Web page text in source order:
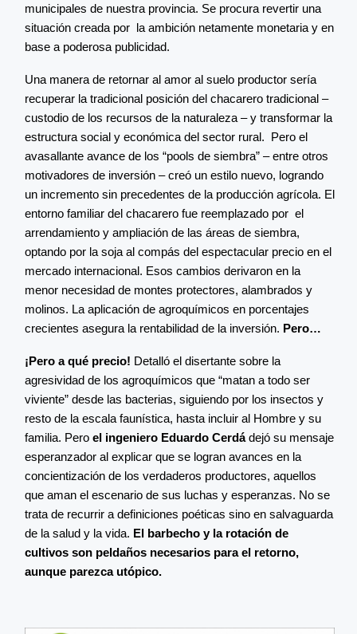
municipales de nuestra provincia. Se procura revertir una
situación creada por la ambición netamente monetaria y en
base a poderosa publicidad.
Una manera de retornar al amor al suelo productor sería
recuperar la tradicional posición del chacarero tradicional –
custodio de los recursos de la naturaleza – y transformar la
estructura social y económica del sector rural. Pero el
avasallante avance de los “pools de siembra” – entre otros
motivadores de inversión – creó un estilo nuevo, logrando
un incremento sin precedentes de la producción agrícola. El
entorno familiar del chacarero fue reemplazado por el
arrendamiento y ampliación de las áreas de siembra,
optando por la soja al compás del espectacular precio en el
mercado internacional. Esos cambios derivaron en la
menor necesidad de montes protectores, alambrados y
molinos. La aplicación de agroquímicos en porcentajes
crecientes asegura la rentabilidad de la inversión. Pero…
¡Pero a qué precio! Detalló el disertante sobre la
agresividad de los agroquímicos que “matan a todo ser
viviente” desde las bacterias, siguiendo por los insectos y
resto de la escala faunística, hasta incluir al Hombre y su
familia. Pero el ingeniero Eduardo Cerdádejó su mensaje
esperanzador al explicar que se logran avances en la
concientización de los verdaderos productores, aquellos
que aman el escenario de sus luchas y esperanzas. No se
trata de recurrir a definiciones poéticas sino en salvaguarda
de la salud y la vida. El barbecho y la rotación de
cultivos son peldaños necesarios para el retorno,
aunque parezca utópico.